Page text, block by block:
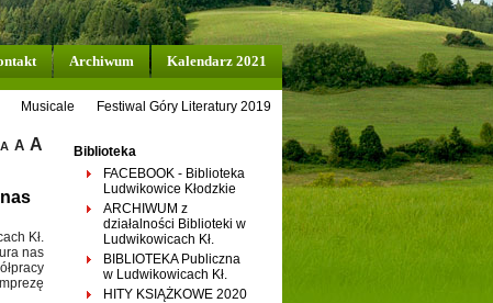
Archiwum Kalendarz 2021
Musicale Festiwal Góry Literatury 2019
Biblioteka
FACEBOOK - Biblioteka
Ludwikowice Kłodzkie
ARCHIWUM z
działalności Biblioteki w
Ludwikowicach Kł.
BIBLIOTEKA Publiczna
w Ludwikowicach Kł.
HITY KSIĄŻKOWE 2020
A A A
Kł.
nas